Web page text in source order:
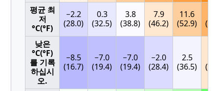
평균 최
저
°C(°F)
−2.2
(28.0)
0.3
(32.5)
3.8
(38.8)
7.9
(46.2)
11.6
(52.9)
낮은
°C(°F)
를 기록
하십시
오.
−8.5
(16.7)
−7.0
(19.4)
−7.0
(19.4)
−2.0
(28.4)
2.5
(36.5)